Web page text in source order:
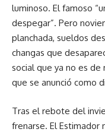
luminoso. El famoso
despegar”. Pero
planchada, sueldos
changas que
social que ya no es de
que se anunció como
Tras el rebote del
frenarse. El Estimador